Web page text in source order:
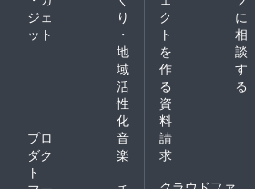
ジェ
ット
り
・
地
域
活
性
化
プロ
ダク
ト
音
楽
ク
ト
を
作
る
に
相
談
す
る
資
料
請
求